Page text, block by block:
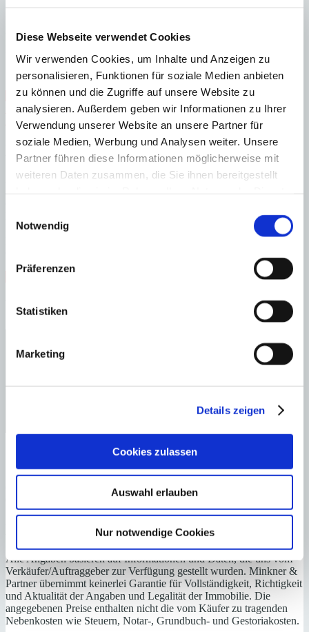
Diese Webseite verwendet Cookies
Wir verwenden Cookies, um Inhalte und Anzeigen zu
personalisieren, Funktionen für soziale Medien anbieten
zu können und die Zugriffe auf unsere Website zu
analysieren. Außerdem geben wir Informationen zu Ihrer
Verwendung unserer Website an unsere Partner für
soziale Medien, Werbung und Analysen weiter. Unsere
Partner führen diese Informationen möglicherweise mit
weiteren Daten zusammen, die Sie ihnen bereitgestellt
Notwendig
Präferenzen
Statistiken
Marketing
Details zeigen
Cookies zulassen
Auswahl erlauben
Nur notwendige Cookies
Untere Ebene: Doppelgarage, Technik- und Abstellräume,
Separates Poolhaus mit Gästestudio, Bad und Abstellraum
Nähe Strand
Nähe Golfplatz Gäste-WC
Massivbauweise
neuwertig
Personenaufzug Meerblick
Sporteinrichtungen
Abstellraum
Swimmingpool
Energieeffizienz
B
Video-26808
Zuständiges Büro
OFICINA CENTRAL SANTA PONSA | Andrin Vögeli
Haftungs- und Courtageklausel
Alle Angaben basieren auf Informationen und Daten, die uns vom
Verkäufer/Auftraggeber zur Verfügung gestellt wurden. Minkner &
Partner übernimmt keinerlei Garantie für Vollständigkeit, Richtigkeit
und Aktualität der Angaben und Legalität der Immobilie. Die
angegebenen Preise enthalten nicht die vom Käufer zu tragenden
Nebenkosten wie Steuern, Notar-, Grundbuch- und Gestoriakosten.